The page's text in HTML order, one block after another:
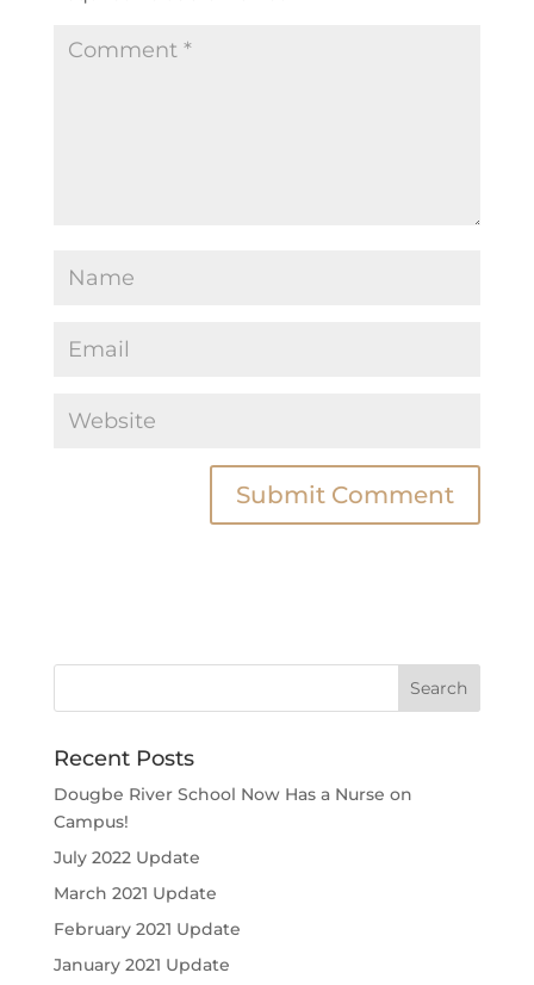
Recent Posts
Dougbe River School Now Has a Nurse on
Campus!
July 2022 Update
March 2021 Update
February 2021 Update
January 2021 Update